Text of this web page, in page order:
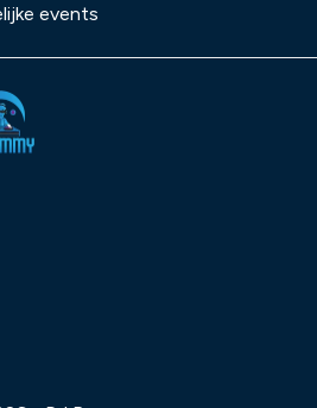
events